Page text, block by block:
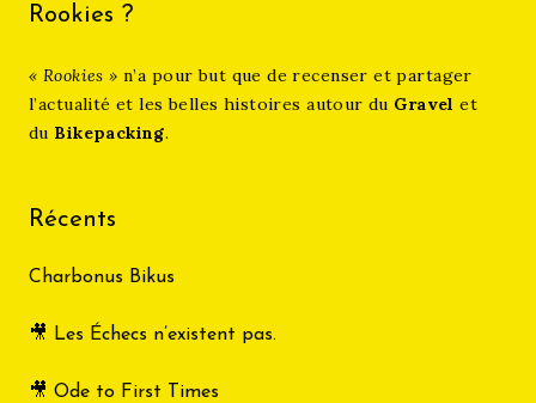
Rookies ?
« Rookies »n’a pour but que de recenser et partager
l’actualité et les belles histoires autour du Gravel et
du Bikepacking.
Récents
Charbonus Bikus
🎥 Les Échecs n’existent pas.
🎥 Ode to First Times